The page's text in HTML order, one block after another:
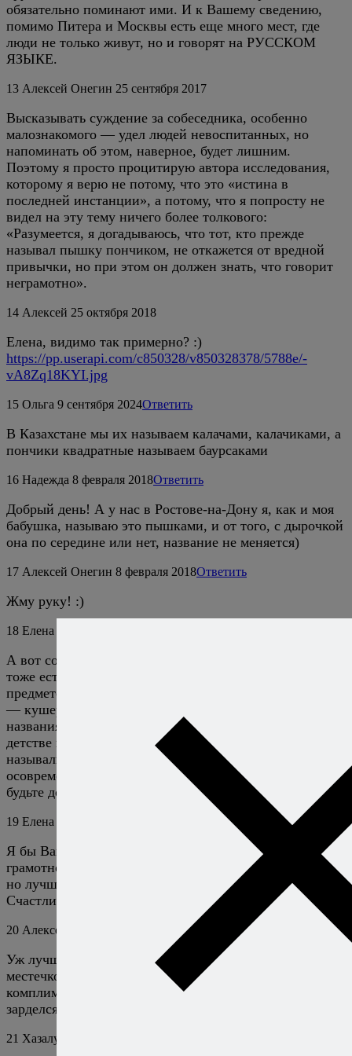
обязательно поминают ими. И к Вашему сведению,
помимо Питера и Москвы есть еще много мест, где
люди не только живут, но и говорят на РУССКОМ
ЯЗЫКЕ.
13 Алексей Онегин 25 сентября 2017
Высказывать суждение за собеседника, особенно
малознакомого — удел людей невоспитанных, но
напоминать об этом, наверное, будет лишним.
Поэтому я просто процитирую автора исследования,
которому я верю не потому, что это «истина в
последней инстанции», а потому, что я попросту не
видел на эту тему ничего более толкового:
«Разумеется, я догадываюсь, что тот, кто прежде
называл пышку пончиком, не откажется от вредной
привычки, но при этом он должен знать, что говорит
неграмотно».
14 Алексей 25 октября 2018
Елена, видимо так примерно? :)
https://pp.userapi.com/c850328/v850328378/5788e/-
vA8Zq18KYI.jpg
15 Ольга 9 сентября 2024Ответить
В Казахстане мы их называем калачами, калачиками, а
пончики квадратные называем баурсаками
16 Надежда 8 февраля 2018Ответить
Добрый день! А у нас в Ростове-на-Дону я, как и моя
бабушка, называю это пышками, и от того, с дырочкой
она по середине или нет, название не меняется)
17 Алексей Онегин 8 февраля 2018Ответить
Жму руку! :)
18 Елена
А вот согласная с Вами, Надежда! У нас в Ростове
тоже есть свои «местечковые» названия обычных
предметов (абрикос — тютина, банка — баллон, кусты
— кушери и т.д.), поэтому вне зависимости от
названия выпечки важен вкус — получилось, как в
детстве или нет. Кстати, мои бабушки ВСЕГДА
называли это изделие ПЫШКИ, а «пончики» — уже
осовремененное название. Всем приятного аппетита и
будьте добрее друг к другу!
19 Елена
Я бы Вам ответила чтобы про свою «воспитанность и
грамотность» Вы бы не заявляли так уж однозначно,
но лучше покину этот сайт полный снобизма.
Счастливо оставаться ;)
20 Алексей Онегин 26 сентября 2017 Ответить
Уж лучше так, чем опускаться до шуточек про
местечковую спесь. Вам тоже всего хорошего. За
комплимент про снобизм отдельное спасибо, я аж
зарделся.
21 Хазалуп